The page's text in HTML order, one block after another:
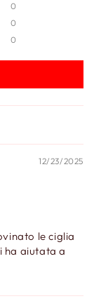
0
0
0
12/23/2025
le ciglia
ha aiutata a